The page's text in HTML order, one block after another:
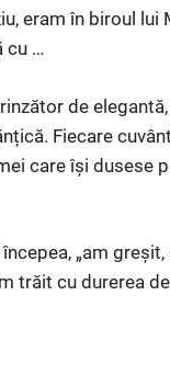
eram în biroul lui
cu …
de
Fiecare
care își dusese
începea, „am
trăit cu durerea